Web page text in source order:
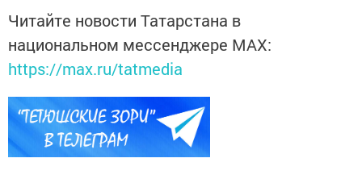
Читайте новости Татарстана в
национальном мессенджере MАХ:
https://max.ru/tatmedia